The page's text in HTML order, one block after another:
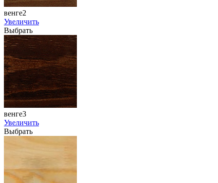
венге2
Увеличить
Выбрать
венге3
Увеличить
Выбрать